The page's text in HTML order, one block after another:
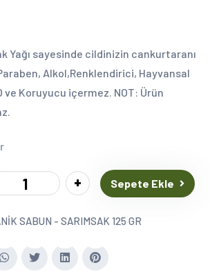
Yağı sayesinde cildinizin cankurtaranı
Alkol,Renklendirici, Hayvansal
ve Koruyucu içermez. NOT: Ürün
+ Sepete Ekle
SABUN - SARIMSAK 125 GR